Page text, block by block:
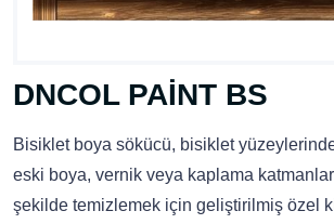
DNCOL PAİNT BS
Bisiklet boya sökücü, bisiklet
eski boya, vernik veya kaplama
şekilde temizlemek için geliştirilmiş özel